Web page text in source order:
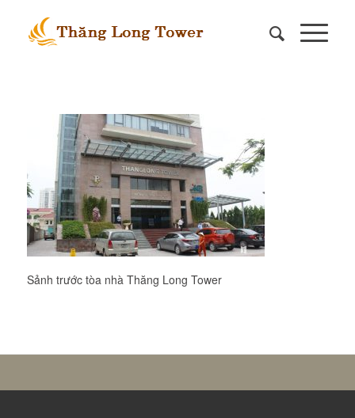
Sảnh trước tòa nhà Thăng Long Tower